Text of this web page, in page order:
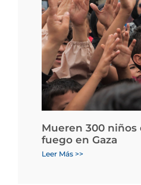
Mueren 300 niños
fuego en Gaza
Leer Más >>